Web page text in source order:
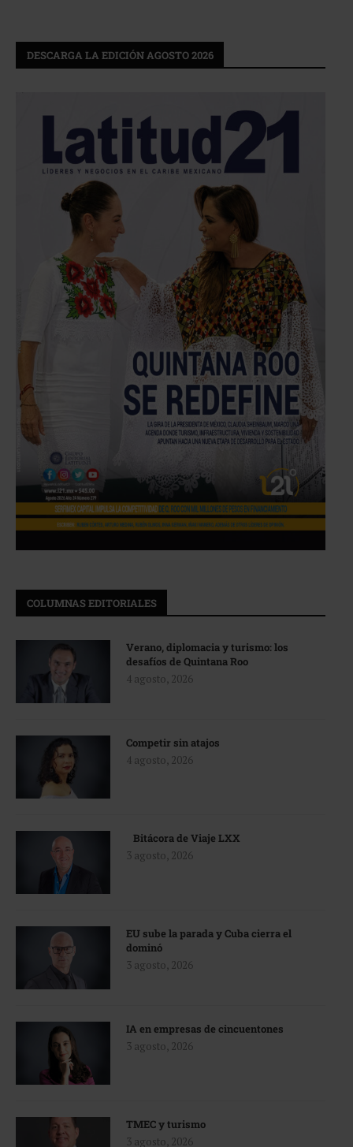
DESCARGA LA EDICIÓN AGOSTO 2026
COLUMNAS EDITORIALES
Verano, diplomacia y turismo: los
desafíos de Quintana Roo
4 agosto, 2026
Competir sin atajos
4 agosto, 2026
Bitácora de Viaje LXX
3 agosto, 2026
EU sube la parada y Cuba cierra el
dominó
3 agosto, 2026
IA en empresas de cincuentones
3 agosto, 2026
TMEC y turismo
3 agosto, 2026